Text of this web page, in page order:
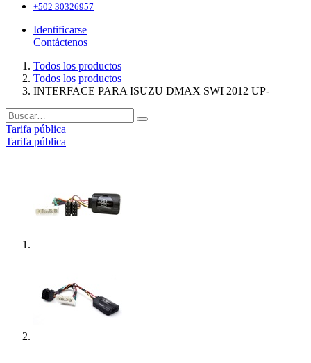
+502 30326957
Identificarse
Contáctenos
Todos los productos
Todos los productos
INTERFACE PARA ISUZU DMAX SWI 2012 UP-
Tarifa pública
Tarifa pública